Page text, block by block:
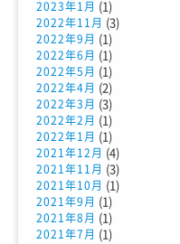
2023年1月 (1)
2022年11月 (3)
2022年9月 (1)
2022年6月 (1)
2022年5月 (1)
2022年4月 (2)
2022年3月 (3)
2022年2月 (1)
2022年1月 (1)
2021年12月 (4)
2021年11月 (3)
2021年10月 (1)
2021年9月 (1)
2021年8月 (1)
2021年7月 (1)